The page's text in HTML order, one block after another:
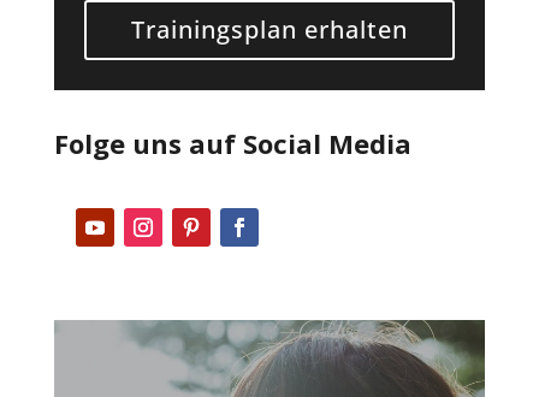
Trainingsplan erhalten
Folge uns auf Social Media